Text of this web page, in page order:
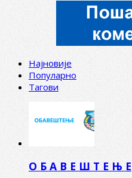
Најновије
Популарно
Тагови
О Б А В Е Ш Т Е Њ Е